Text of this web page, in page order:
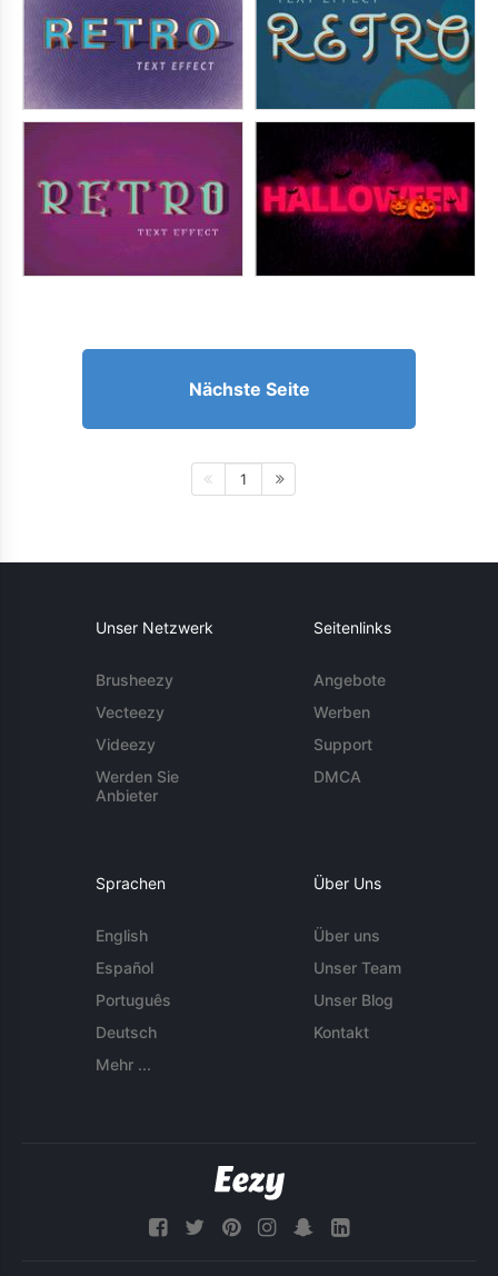
Nächste Seite
1
Unser Netzwerk
Brusheezy
Vecteezy
Videezy
Werden Sie
Anbieter
Seitenlinks
Angebote
Werben
Support
DMCA
Sprachen
English
Español
Português
Deutsch
Mehr ...
Über Uns
Über uns
Unser Team
Unser Blog
Kontakt